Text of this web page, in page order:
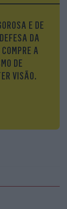
E DE
DA
A
DE
VISÃO.